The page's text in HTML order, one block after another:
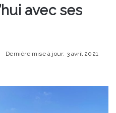
avec ses
Dernière mise à jour: 3 avril 2021